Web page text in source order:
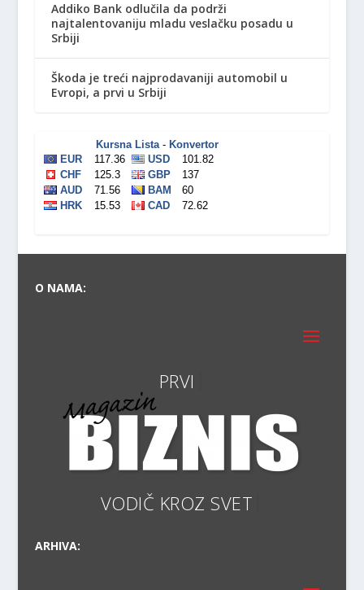
Addiko Bank odlučila da podrži
najtalentovaniju mladu veslačku posadu u
Srbiji
Škoda je treći najprodavaniji automobil u
Evropi, a prvi u Srbiji
O NAMA:
VODIČ K
ARHIVA: